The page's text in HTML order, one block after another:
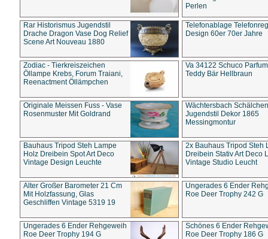
Perlen
Rar Historismus Jugendstil
Drache Dragon Vase Dog Relief
Scene Art Nouveau 1880
Telefonablage
Design 60er 70er Jahre
Zodiac - Tierkreiszeichen
Öllampe Krebs, Forum Traiani,
Reenactment Öllämpchen
Va 34122 Schuco
Teddy Bär Hellbraun
Originale Meissen Fuss - Vase
Rosenmuster Mit Goldrand
Wächtersbach Schälchen
Jugendstil Dekor 1865
Messingmontur
Bauhaus Tripod Steh Lampe
Holz Dreibein Spot Art Deco
Vintage Design Leuchte
2x Bauhaus Tripod Steh
Dreibein Stativ Art Deco
Vintage Studio Leucht
Alter Großer Barometer 21 Cm
Mit Holzfassung, Glas
Geschliffen Vintage 5319 19
Ungerades 6 Ender
Roe Deer Trophy 242 G
Ungerades 6 Ender Rehgeweih
Roe Deer Trophy 194 G
Schönes 6 Ender
Roe Deer Trophy 186 G